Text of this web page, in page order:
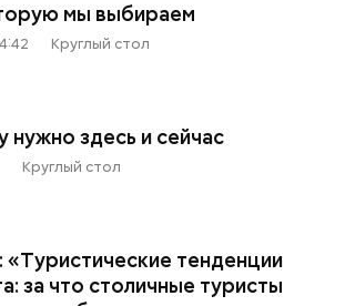
мы выбираем
Круглый стол
нужно здесь и сейчас
Круглый стол
«Туристические тенденции
за что столичные туристы